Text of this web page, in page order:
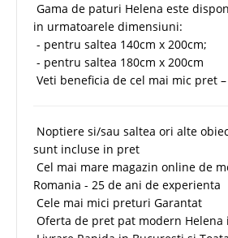
Gama de paturi Helena este
in urmatoarele dimensiuni:
- pentru saltea 140cm x 200cm;
- pentru saltea 180cm x 200cm
Veti beneficia de cel mai mic pret
Noptiere si/sau saltea ori alte
sunt incluse in pret
Cel mai mare magazin online de
Romania - 25 de ani de experienta
Cele mai mici preturi Garantat
Oferta de pret pat modern